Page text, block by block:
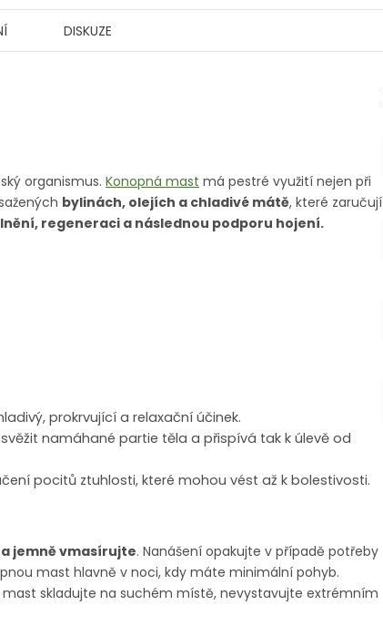
DISKUZE
organismus. Konopná mast má pestré využití nejen při
bylinách, olejích a chladivé mátě, které zaručují
regeneraci a následnou podporu hojení.
prokrvující a relaxační účinek.
namáhané partie těla a přispívá tak k úlevě od
pocitů ztuhlosti, které mohou vést až k bolestivosti.
jemně vmasírujte. Nanášení opakujte v případě potřeby
mast hlavně v noci, kdy máte minimální pohyb.
mast skladujte na suchém místě, nevystavujte extrémním